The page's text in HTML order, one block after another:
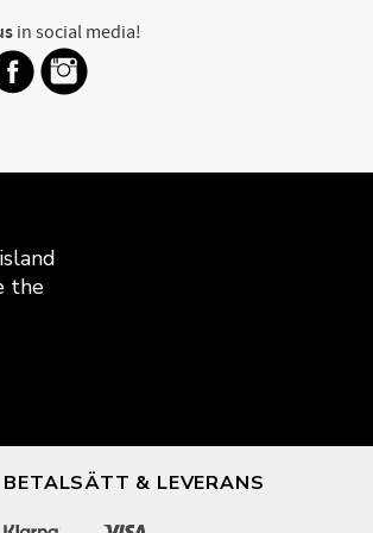
in social media!
the
BETALSÄTT & LEVERANS